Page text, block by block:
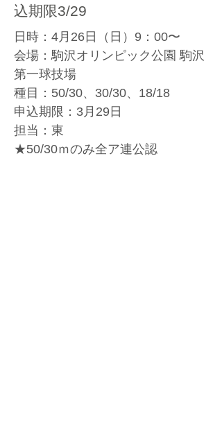
込期限3/29
日時：4月26日（日）9：00〜
会場：駒沢オリンピック公園 駒沢
第一球技場
種目：50/30、30/30、18/18
申込期限：3月29日
担当：東
★50/30ｍのみ全ア連公認